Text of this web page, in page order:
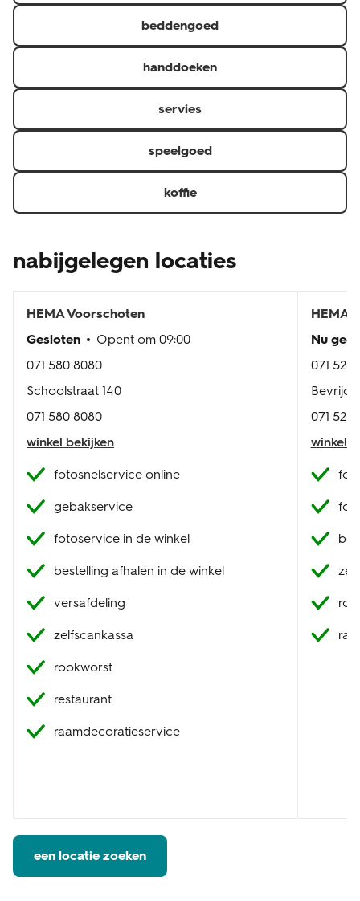
beddengoed
handdoeken
servies
speelgoed
koffie
nabijgelegen locaties
HEMAVoorschoten
Gesloten
Opent om 09:00
071 580 8080
Schoolstraat 140
071 580 8080
winkel bekijken
fotosnelservice online
gebakservice
fotoservice in de winkel
bestelling afhalen in de winkel
versafdeling
zelfscankassa
rookworst
restaurant
raamdecoratieservice
HEMA
Nu
071 528
071 528
winkel
een locatie zoeken